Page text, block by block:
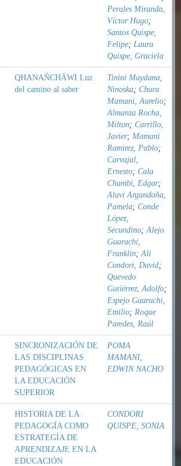
Perales Miranda,
Víctor Hugo;
Santos Quispe,
Felipe; Laura
Quispe, Graciela
QHANAÑCHÄWI Luz
del camino al saber
Tinini Maydana,
Ninoska; Chura
Mamani, Aurelio;
Almanza Rocha,
Milton; Carrillo,
Javier; Mamani
Ramirez, Pablo;
Carvajal,
Ernesto; Cala
Chambi, Edgar;
Alavi Argandoña,
Pamela; Conde
López,
Secundino;Alejo
Guarachi,
Franklin;Ali
Condori, David;
Quevedo
Gutiérrez, Adolfo;
Espejo Guarachi,
Emilio; Roque
Paredes, Raúl
SINCRONIZACIÓN DE
LAS DISCIPLINAS
PEDAGÓGICAS EN
LA EDUCACIÓN
SUPERIOR
POMA
MAMANI,
EDWIN NACHO
HISTORIA DE LA
PEDAGOGÍA COMO
ESTRATEGÍA DE
APRENDIZAJE EN LA
EDUCACIÓN
CONDORI
QUISPE, SONIA